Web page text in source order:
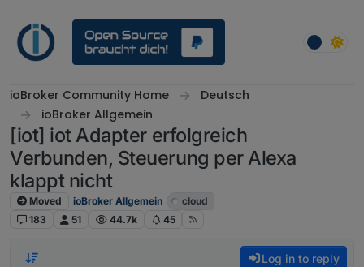
ioBroker Community Home
Deutsch
ioBroker Allgemein
[iot] iot Adapter erfolgreich
Verbunden, Steuerung per Alexa
klappt nicht
Moved ioBroker Allgemein
cloud
183
51 44.7k 45
Log in to reply